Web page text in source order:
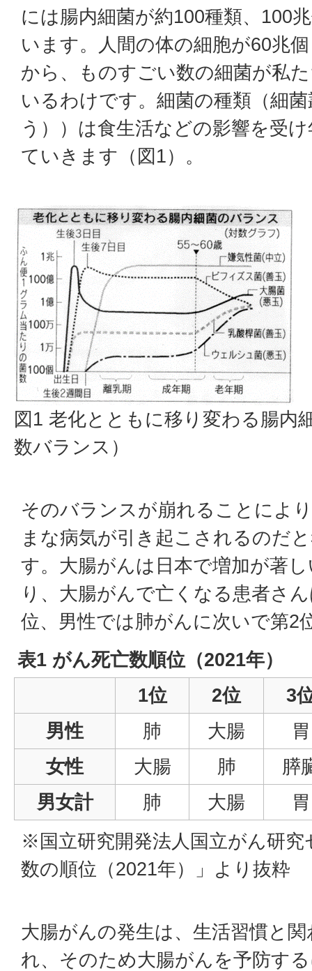
には腸内細菌が約100種類、100
います。人間の体の細胞が60兆
から、ものすごい数の細菌が私
いるわけです。細菌の種類（細
う））は食生活などの影響を受
ていきます（図1）。
図1 老化とともに移り変わる腸内
数バランス）
そのバランスが崩れることによ
まな病気が引き起こされるのだ
す。大腸がんは日本で増加が著
り、大腸がんで亡くなる患者さ
位、男性では肺がんに次いで第2
表1 がん死亡数順位（2021年）
1位
2位
3
男性
肺 大腸
胃
女性
大腸 肺
膵
男女計
肺 大腸
胃
※国立研究開発法人国立がん研究
数の順位（2021年）」より抜粋
大腸がんの発生は、生活習慣と
れ、そのため大腸がんを予防す